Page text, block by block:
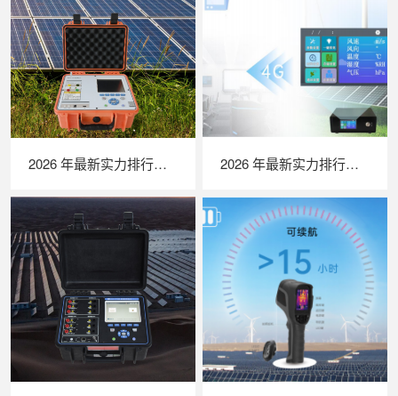
2026 年最新实力排行｜便携式 IV 测试仪 TOP 推荐，LAILX LX‑PV31 深度解析 2026 年最新实力排行｜苏州 LAILX LXH506 便携式气象站深度解析